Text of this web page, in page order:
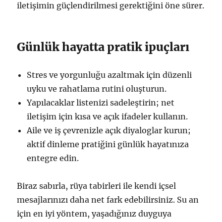
iletişimin güçlendirilmesi gerektiğini öne sürer.
Günlük hayatta pratik ipuçları
Stres ve yorgunluğu azaltmak için düzenli
uyku ve rahatlama rutini oluşturun.
Yapılacaklar listenizi sadeleştirin; net
iletişim için kısa ve açık ifadeler kullanın.
Aile ve iş çevrenizle açık diyaloglar kurun;
aktif dinleme pratiğini günlük hayatınıza
entegre edin.
Biraz sabırla, rüya tabirleri ile kendi içsel
mesajlarınızı daha net fark edebilirsiniz. Su an
için en iyi yöntem, yaşadığınız duyguya